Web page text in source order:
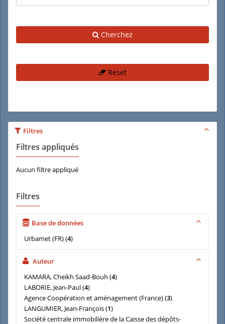
Cherchez
Reset
Filtres
Filtres appliqués
Aucun filtre appliqué
Filtres
Base de données
Urbamet (FR)(4)
Auteur
KAMARA, Cheikh Saad-Bouh (4)
LABORIE, Jean-Paul(4)
Agence Coopération et aménagement (France)(3)
LANGUMIER, Jean-François(1)
Société centrale immobilière de la Caisse des dépôts-